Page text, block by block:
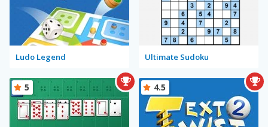
Ludo Legend Ultimate Sudoku
5 4.5